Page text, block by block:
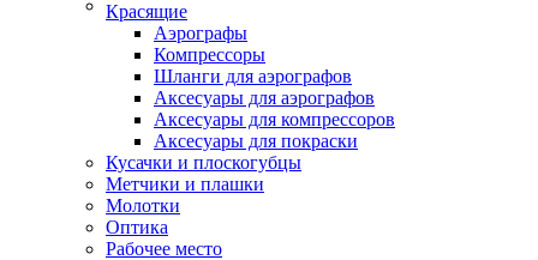
Красящие
Аэрографы
Компрессоры
Шланги для аэрографов
Аксесуары для аэрографов
Аксесуары для компрессоров
Аксесуары для покраски
Кусачки и плоскогубцы
Метчики и плашки
Молотки
Оптика
Рабочее место